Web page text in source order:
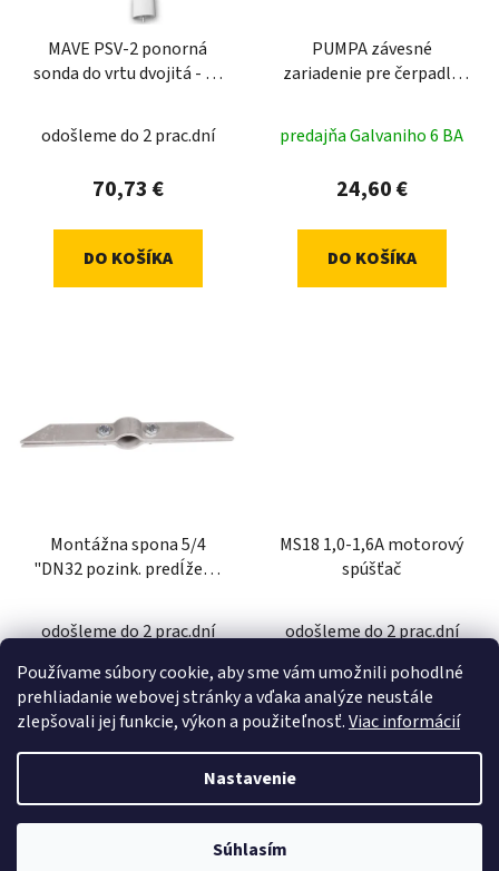
Používame súbory cookie, aby sme vám umožnili pohodlné
prehliadanie webovej stránky a vďaka analýze neustále
zlepšovali jej funkcie, výkon a použiteľnosť.Viac informácií
Nastavenie
Súhlasím
MAVE PSV-2 ponorná
sonda do vrtu dvojitá - 30
odošleme do 2 prac.dní
70,73 €
DO KOŠÍKA
PUMPA závesné
zariadenie pre čerpadlá
predajňa Galvaniho 6 BA
24,60 €
DO KOŠÍKA
Montážna spona 5/4
"DN32 pozink. predĺžená
odošleme do 2 prac.dní
26 €
DO KOŠÍKA
MS18 1,0-1,6A motorový
spúšťač
odošleme do 2 prac.dní
36,90 €
DO KOŠÍKA
Vytvoril Shoptet